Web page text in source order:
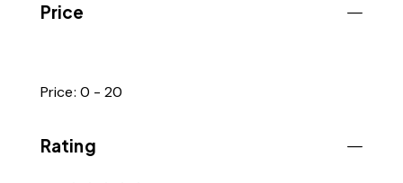
Price
Price: 0 - 20
Rating